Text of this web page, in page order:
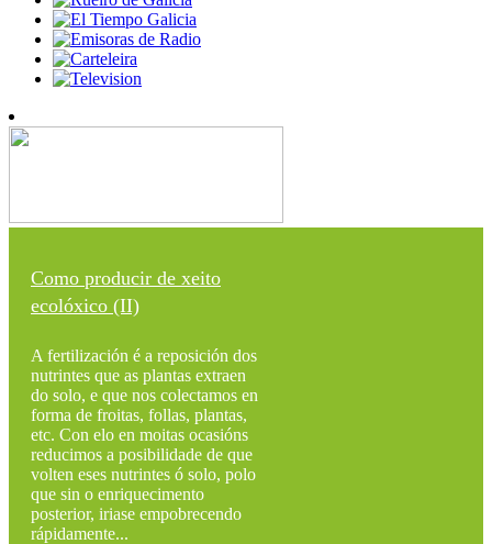
Como producir de xeito
ecolóxico (II)
A fertilización é a reposición dos
nutrintes que as plantas extraen
do solo, e que nos colectamos en
forma de froitas, follas, plantas,
etc. Con elo en moitas ocasións
reducimos a posibilidade de que
volten eses nutrintes ó solo, polo
que sin o enriquecimento
posterior, iriase empobrecendo
rápidamente...